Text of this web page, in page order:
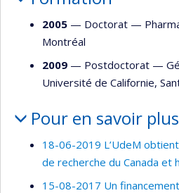
2005 — Doctorat —
Montréal
2009 — Postdoctorat —
Université de Californie,
Pour en savoir
18-06-2019 L’UdeM
de recherche du Canada et
15-08-2017 Un